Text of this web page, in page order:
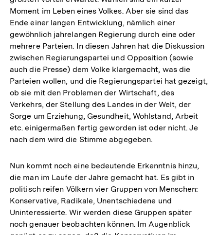
Moment im Leben eines Volkes. Aber sie sind das
Ende einer langen Entwicklung, nämlich einer
gewöhnlich jahrelangen Regierung durch eine oder
mehrere Parteien. In diesen Jahren hat die Diskussion
zwischen Regierungspartei und Opposition (sowie
auch die Presse) dem Volke klargemacht, was die
Parteien wollen, und die Regierungspartei hat gezeigt,
ob sie mit den Problemen der Wirtschaft, des
Verkehrs, der Stellung des Landes in der Welt, der
Sorge um Erziehung, Gesundheit, Wohlstand, Arbeit
etc. einigermaßen fertig geworden ist oder nicht. Je
nach dem wird die Stimme abgegeben.
Nun kommt noch eine bedeutende Erkenntnis hinzu,
die man im Laufe der Jahre gemacht hat. Es gibt in
politisch reifen Völkern vier Gruppen von Menschen:
Konservative, Radikale, Unentschiedene und
Uninteressierte. Wir werden diese Gruppen später
noch genauer beobachten können. Im Augenblick